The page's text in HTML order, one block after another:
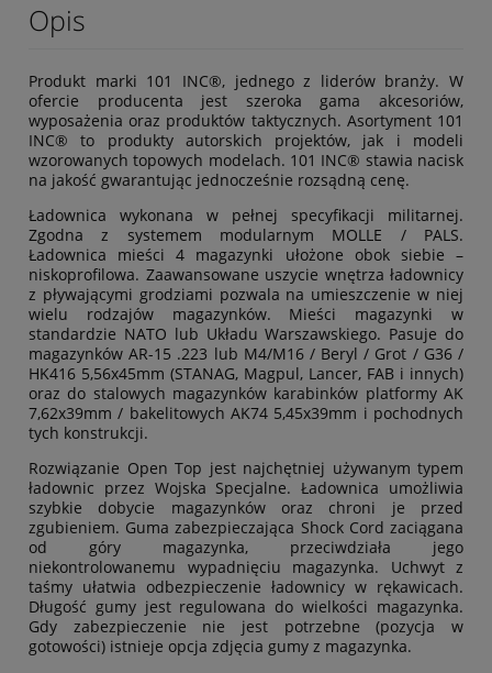
Opis
Produkt marki 101 INC®, jednego z liderów branży. W
ofercie producenta jest szeroka gama akcesoriów,
wyposażenia oraz produktów taktycznych. Asortyment 101
INC® to produkty autorskich projektów, jak i modeli
wzorowanych topowych modelach. 101 INC® stawia nacisk
na jakość gwarantując jednocześnie rozsądną cenę.
Ładownica wykonana w pełnej specyfikacji militarnej.
Zgodna z systemem modularnym MOLLE / PALS.
Ładownica mieści 4 magazynki ułożone obok siebie –
niskoprofilowa. Zaawansowane uszycie wnętrza ładownicy
z pływającymi grodziami pozwala na umieszczenie w niej
wielu rodzajów magazynków. Mieści magazynki w
standardzie NATO lub Układu Warszawskiego. Pasuje do
magazynków AR-15 .223 lub M4/M16 / Beryl / Grot / G36 /
HK416 5,56x45mm (STANAG, Magpul, Lancer, FAB i innych)
oraz do stalowych magazynków karabinków platformy AK
7,62x39mm / bakelitowych AK74 5,45x39mm i pochodnych
tych konstrukcji.
Rozwiązanie Open Top jest najchętniej używanym typem
ładownic przez Wojska Specjalne. Ładownica umożliwia
szybkie dobycie magazynków oraz chroni je przed
zgubieniem. Guma zabezpieczająca Shock Cord zaciągana
od góry magazynka, przeciwdziała jego
niekontrolowanemu wypadnięciu magazynka. Uchwyt z
taśmy ułatwia odbezpieczenie ładownicy w rękawicach.
Długość gumy jest regulowana do wielkości magazynka.
Gdy zabezpieczenie nie jest potrzebne (pozycja w
gotowości) istnieje opcja zdjęcia gumy z magazynka.